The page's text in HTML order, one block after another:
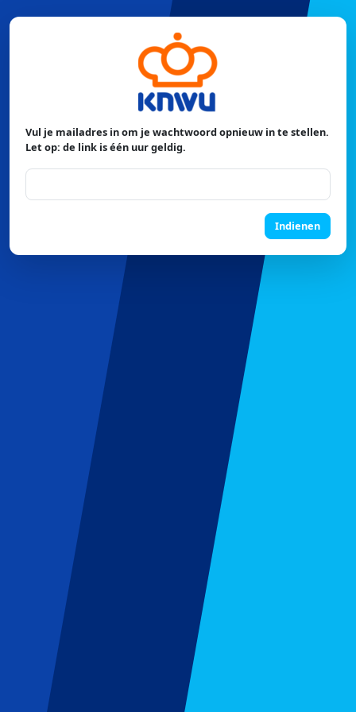
Vul je mailadres in om je wachtwoord opnieuw in te stellen.
Let op: de link is één uur geldig.
Indienen